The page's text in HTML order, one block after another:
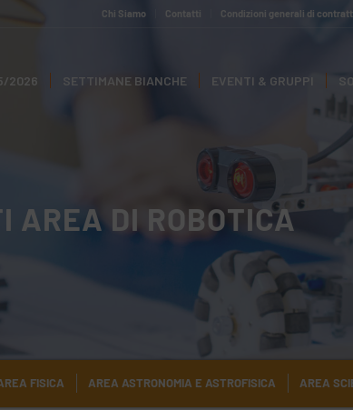
Chi Siamo Contatti Condizioni generali di
2026 SETTIMANE BIANCHE EVENTI & GRUPPI
AREA DI ROBOTICA
FISICA AREA ASTRONOMIA E ASTROFISICA AREA